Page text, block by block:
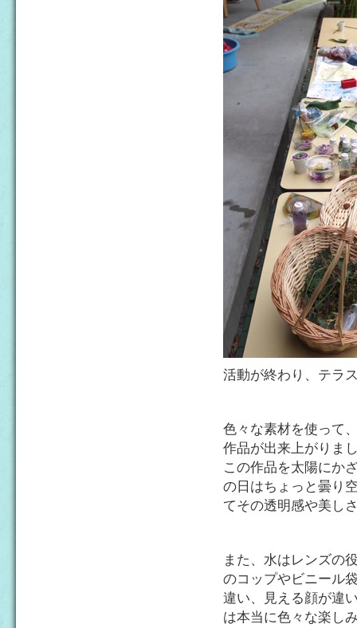
活動が終わり、テラ
色々な素材を使って
作品が出来上がりま
この作品を太陽にか
の日はちょっと曇り
てその透明感や美し
また、水はレンズの
のコップやビニール
違い、見える顔が違
は本当に色々な楽し